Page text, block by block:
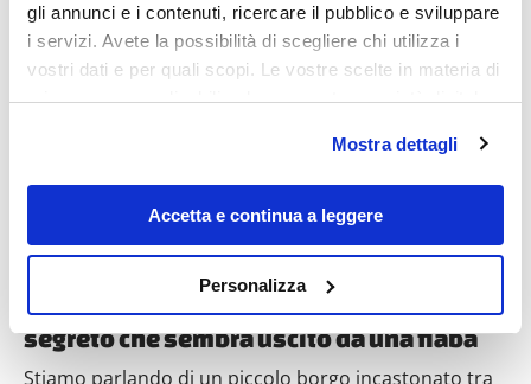
gli annunci e i contenuti, ricercare il pubblico e sviluppare
i servizi. Avete la possibilità di scegliere chi utilizza i
vostri dati e per quali scopi. Le vostre scelte in materia di
privacy sono applicabili solo su questa proprietà digitale
modificare o revocare il proprio consenso in qualsiasi
momento dalla Dichiarazione sui cookie o facendo clic
sull'icona di attivazione della privacy.
raccogliere informazioni sulla tua posizione
geografica, con un'approssimazione di qualche
metro,
Mostra dettagli
Accetta e continua a leggere
Personalizza
Destinazioni
Tra le Alpi e il mare, in Francia c’è un borgo
segreto che sembra uscito da una fiaba
Stiamo parlando di un piccolo borgo incastonato tra